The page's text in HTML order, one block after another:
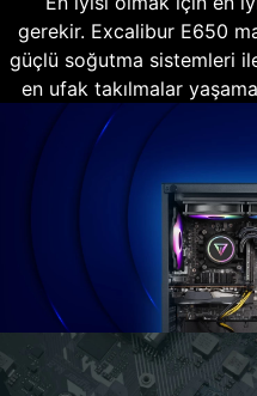
gerekir. Excalibur E650
güçlü soğutma sistemleri
en ufak takılmalar